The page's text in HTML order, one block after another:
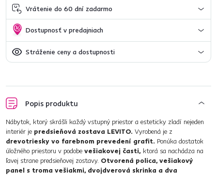
Vrátenie do 60 dní zadarmo
Dostupnosť v predajniach
Stráženie ceny a dostupnosti
Popis produktu
Nábytok, ktorý skrášli každý vstupný priestor a esteticky zladí nejeden
interiér je predsieňová zostava LEVITO. Vyrobená je z
drevotriesky vo farebnom prevedení grafit. Ponúka dostatok
úložného priestoru v podobe vešiakovej časti, ktorá sa nachádza na
ľavej strane predsieňovej zostavy. Otvorená polica, vešiakový
panel s troma vešiakmi, dvojdverová skrinka a dva